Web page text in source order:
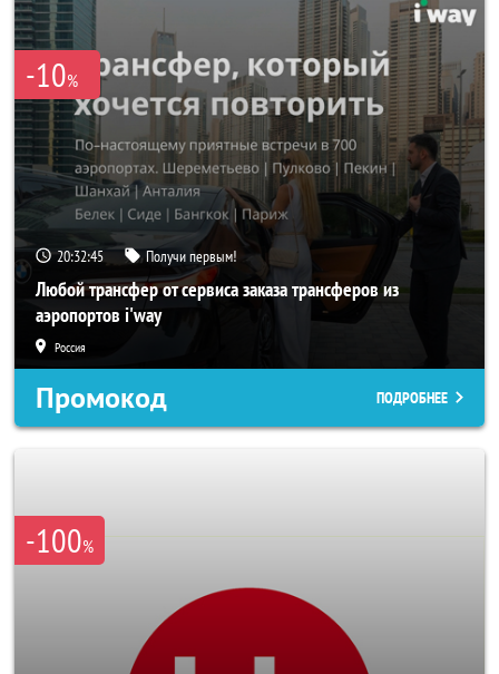
-10%
20:32:43 Получи первым!
Любой трансфер от сервиса заказа трансферов из
аэропортов i'way
Россия
Промокод ПОДРОБНЕЕ
-100%